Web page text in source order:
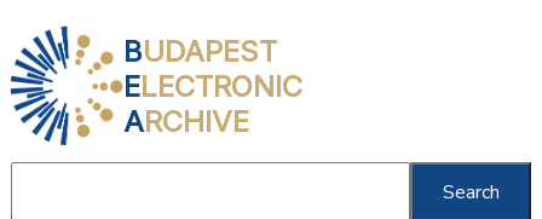
BUDAPEST
ELECTRONIC
ARCHIVE
Search